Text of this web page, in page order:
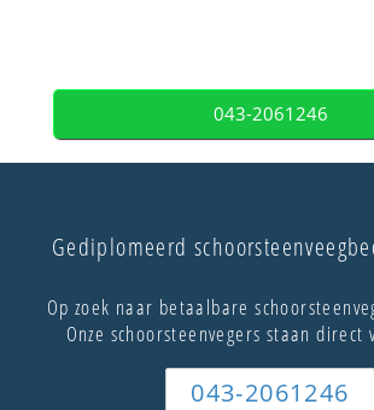
043-2061246
Gediplomeerd
Op zoek naar betaalbare
Onze schoorsteenvegers staan
043-2061246